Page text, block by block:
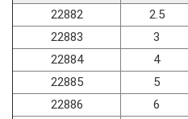
22882
2.5
22883
3
22884
4
22885
5
22886
6